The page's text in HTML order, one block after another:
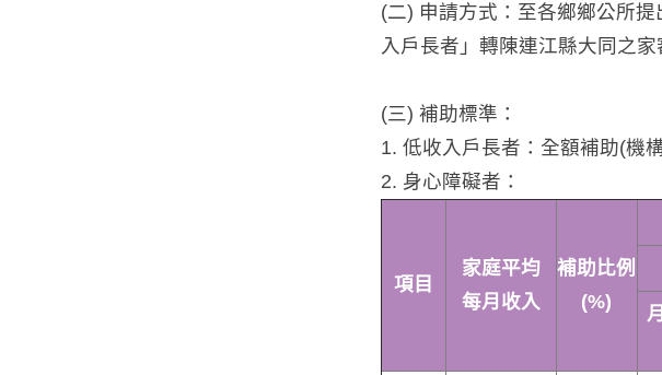
(二) 申請方式：至各鄉鄉公所
入戶長者」轉陳連江縣大同之家
(三) 補助標準：
1. 低收入戶長者：全額補助(機
2. 身心障礙者：
項目
家庭平均
每月收入
補助比例
(%)